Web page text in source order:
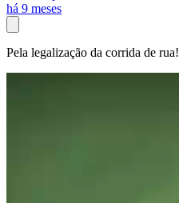
há 9 meses
Pela legalização da corrida de rua!